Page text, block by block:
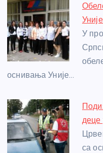
У
оснивања Уније…
деце
са